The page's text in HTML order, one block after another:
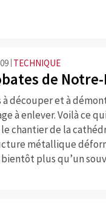
TECHNIQUE
de
à découper et à
à enlever. Voilà ce
le chantier de la
métallique
bientôt plus qu’un